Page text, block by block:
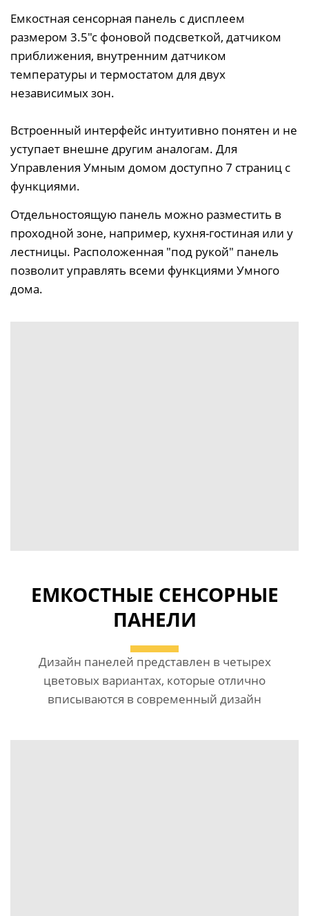
Емкостная сенсорная панель с дисплеем
размером 3.5"с фоновой подсветкой, датчиком
приближения, внутренним датчиком
температуры и термостатом для двух
независимых зон.
Встроенный интерфейс интуитивно понятен и не
уступает внешне другим аналогам. Для
Управления Умным домом доступно 7 страниц с
функциями.
Отдельностоящую панель можно разместить в
проходной зоне, например, кухня-гостиная или у
лестницы. Расположенная "под рукой" панель
позволит управлять всеми функциями Умного
дома.
ЕМКОСТНЫЕ СЕНСОРНЫЕ
ПАНЕЛИ
Дизайн панелей представлен в четырех
цветовых вариантах, которые отлично
вписываются в современный дизайн